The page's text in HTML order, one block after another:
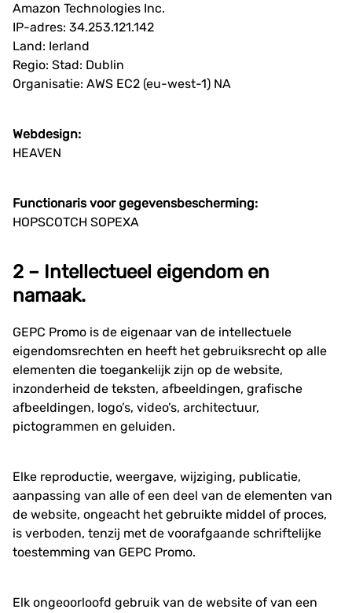
Amazon Technologies Inc.
IP-adres: 34.253.121.142
Land: Ierland
Regio: Stad: Dublin
Organisatie: AWS EC2 (eu-west-1) NA
Webdesign:
HEAVEN
Functionaris voor gegevensbescherming:
HOPSCOTCH SOPEXA
2 – Intellectueel eigendom en
namaak.
GEPC Promo is de eigenaar van de intellectuele
eigendomsrechten en heeft het gebruiksrecht op alle
elementen die toegankelijk zijn op de website,
inzonderheid de teksten, afbeeldingen, grafische
afbeeldingen, logo’s, video’s, architectuur,
pictogrammen en geluiden.
Elke reproductie, weergave, wijziging, publicatie,
aanpassing van alle of een deel van de elementen van
de website, ongeacht het gebruikte middel of proces,
is verboden, tenzij met de voorafgaande schriftelijke
toestemming van GEPC Promo.
Elk ongeoorloofd gebruik van de website of van een